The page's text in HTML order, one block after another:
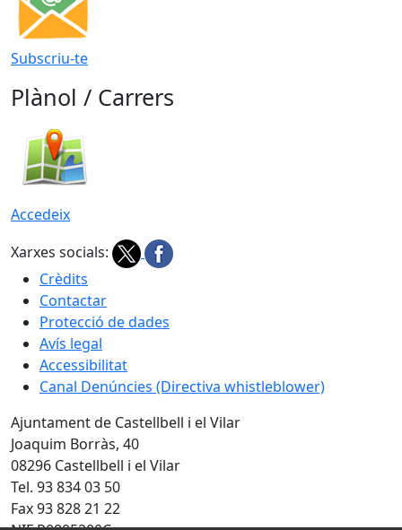
Subscriu-te
Plànol / Carrers
Accedeix
Xarxes socials:
Crèdits
Contactar
Protecció de dades
Avís legal
Accessibilitat
Canal Denúncies (Directiva whistleblower)
Ajuntament de Castellbell i el Vilar
Joaquim Borràs, 40
08296 Castellbell i el Vilar
Tel. 93 834 03 50
Fax 93 828 21 22